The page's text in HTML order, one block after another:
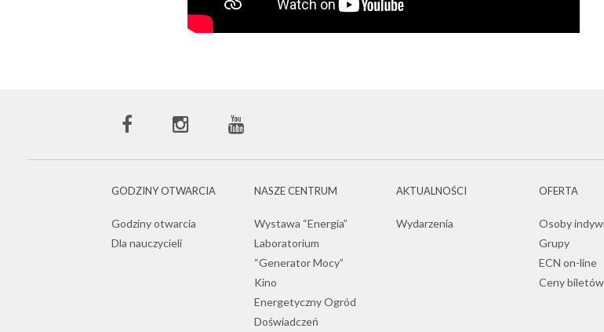
Facebook
Instagram
ECN
ECN
GODZINY OTWARCIA
Godziny otwarcia
Dla nauczycieli
NASZE CENTRUM
Wystawa “Energia”
Laboratorium
“Generator Mocy”
Kino
Energetyczny Ogród
Doświadczeń
AKTUALNOŚCI
Wydarzenia
OFERTA
Osoby
Grupy
ECN on-line
Ceny biletów